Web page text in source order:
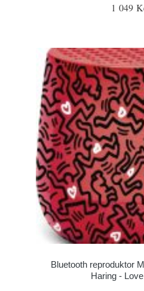
1 049
Bluetooth reproduktor
Haring -